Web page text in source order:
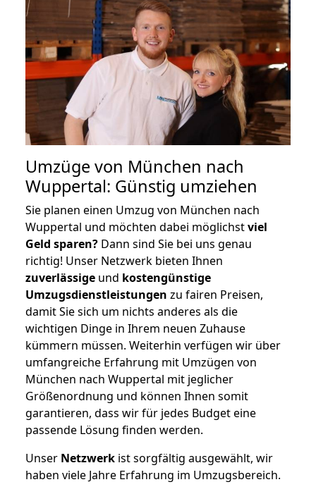
Umzüge von München nach
Wuppertal: Günstig umziehen
Sie planen einen Umzug von München nach
Wuppertal und möchten dabei möglichstviel
Geld sparen? Dann sind Sie bei uns genau
richtig! Unser Netzwerk bieten Ihnen
zuverlässige und kostengünstige
Umzugsdienstleistungen zu fairen Preisen,
damit Sie sich um nichts anderes als die
wichtigen Dinge in Ihrem neuen Zuhause
kümmern müssen. Weiterhin verfügen wir über
umfangreiche Erfahrung mit Umzügen von
München nach Wuppertal mit jeglicher
Größenordnung und können Ihnen somit
garantieren, dass wir für jedes Budget eine
passende Lösung finden werden.
Unser Netzwerk ist sorgfältig ausgewählt, wir
haben viele Jahre Erfahrung im Umzugsbereich.